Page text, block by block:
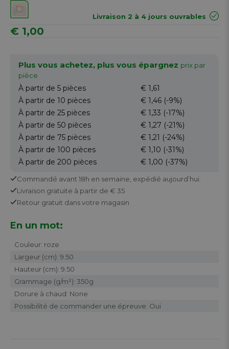
Livraison 2 à 4 jours ouvrables
€ 1,00
Plus vous achetez, plus vous épargnez prix par
pièce
À partir de 5 pièces
€ 1,61
À partir de 10 pièces € 1,46 (-9%)
À partir de 25 pièces € 1,33 (-17%)
À partir de 50 pièces € 1,27 (-21%)
À partir de 75 pièces € 1,21 (-24%)
À partir de 100 pièces € 1,10 (-31%)
À partir de 200 pièces € 1,00 (-37%)
Commandé avant 18h en semaine, expédié aujourd’hui.
Livraison gratuite à partir de € 35
Retour gratuit dans votre magasin
En un mot:
Couleur: roze
Largeur (cm): 9.50
Hauteur (cm): 9.50
Grammage (g/m²): 350g
Dorure à chaud: None
Possibilité de commander une épreuve: Oui